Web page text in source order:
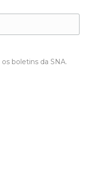
boletins da SNA.